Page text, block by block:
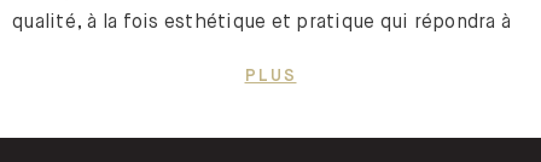
qualité, à la fois esthétique et pratique qui répondra à
entrée qui puisse aussi vous servir de
PLUS